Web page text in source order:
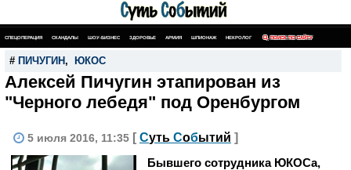
СПЕЦОПЕРАЦИЯ СКАНДАЛЫ ШОУ-БИЗНЕС ЗДОРОВЬЕ АРМИЯ ШПИОНАЖ НЕКРОЛОГ ПОИСК ПО САЙТУ
# ПИЧУГИН , ЮКОС
Алексей Пичугин этапирован из
"Черного лебедя" под Оренбургом
5 июля 2016, 11:35 [ Суть Событий ]
Бывшего сотрудника ЮКОСа,